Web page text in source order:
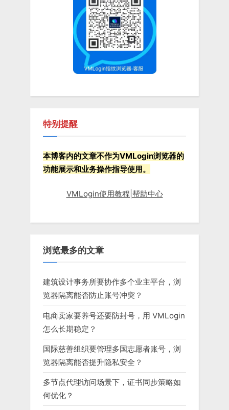
特别提醒
本博客内的文章不作为VMLogin浏览器的
功能展示和业务操作指导使用。
VMLogin使用教程|帮助中心
浏览最多的文章
建筑设计事务所要协作多个业主平台，浏
览器隔离能否防止账号冲突？
电商卖家要养号还要防封号，用 VMLogin
怎么长期稳定？
国际慈善组织要管理多国志愿者账号，浏
览器隔离能否提升隐私安全？
多节点代理访问场景下，证书同步策略如
何优化？